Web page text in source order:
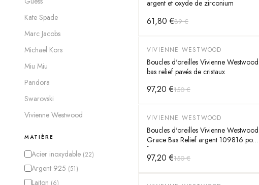
Kate Spade
Marc Jacobs
Michael Kors
Miu Miu
Pandora
Swarovski
Vivienne Westwood
MATIÈRE
Acier inoxydable (22)
Argent 925 (51)
Laiton (6)
argent et oxyde de zirconium
61,80 €89 €
-35%
VIVIENNE WESTWOOD
Boucles d'oreilles Vivienne Westwood
bas relief pavés de cristaux
97,20 €150 €
-35%
VIVIENNE WESTWOOD
Boucles d'oreilles Vivienne Westwood
Grace Bas Relief argent 109816 pour
femme
97,20 €150 €